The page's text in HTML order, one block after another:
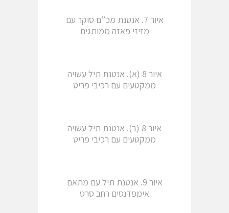
איור 7. אנטנת מכ”ם סוקר עם
מזיזי פאזה ממותגים
איור 8 (א). אנטנת תיל עשויה
ממקטעים עם רכיבי פריט
איור 8 (ב). אנטנת תיל עשויה
ממקטעים עם רכיבי פריט
איור 9. אנטנת תיל עם מתאם
אימפדנסים רחב סרט